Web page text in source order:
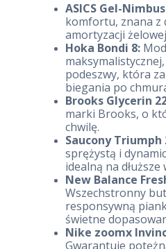
ASICS Gel-
komfortu, znana z
amortyzacji
Hoka Bondi 8:
podeszwy, która
biegania po
Brooks Glycerin
marki Brooks, o
chwilę.
Saucony Triumph
sprężystą i
idealną na dłuższe
New Balance
Wszechstronny
responsywną
świetne
Nike zoomx
Gwarantuje